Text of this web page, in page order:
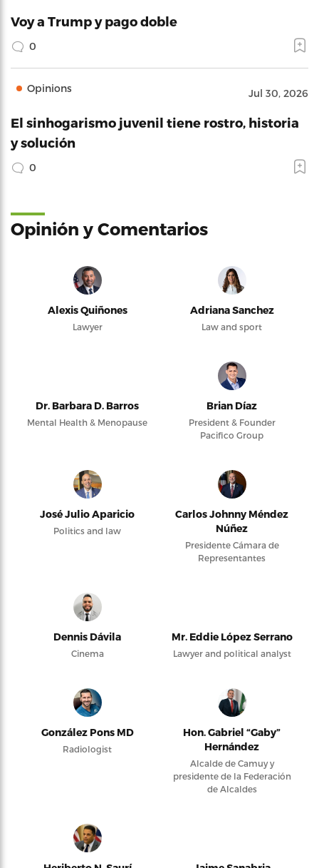
Voy a Trump y pago doble
0
Opinions Jul 30, 2026
El sinhogarismo juvenil tiene rostro, historia
y solución
0
Opinión y Comentarios
Alexis Quiñones
Lawyer
Adriana Sanchez
Law and sport
Dr. Barbara D. Barros
Mental Health & Menopause
Brian Díaz
President & Founder
Pacifico Group
José Julio Aparicio
Politics and law
Carlos Johnny Méndez
Núñez
Presidente Cámara de
Representantes
Dennis Dávila
Cinema
Mr. Eddie López Serrano
Lawyer and political analyst
González Pons MD
Radiologist
Hon. Gabriel “Gaby”
Hernández
Alcalde de Camuy y
presidente de la Federación
de Alcaldes